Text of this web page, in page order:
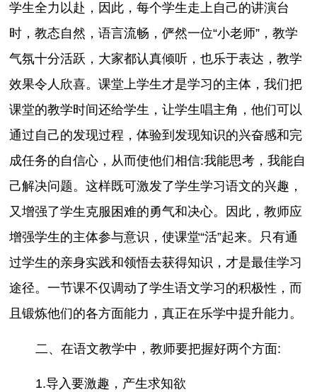
学生全力以赴，因此，每个学生走上自己的讲演台
时，教态自然，语言流畅，俨然一位“小老师”，教学
气氛十分活跃，大家都认真倾听，也乐于表达，教学
效果令人欣喜。课堂上学生才是学习的主体，我们把
课堂的教学时间还给学生，让学生唱主角，他们可以
通过自己的发现过程，体验到发现知识的兴奋感和完
成任务的自信心，从而使他们相信:我能思考，我能自
己解决问题。这样既可激发了学生学习语文的兴趣，
又增强了学生克服困难的勇气和决心。因此，教师应
增强学生的主体参与意识，使课堂“活”起来。只有通
过学生的亲身实践和领悟去获得知识，才是最佳学习
途径。一节课不仅调动了学生语文学习的积极性，而
且锻炼他们的各方面能力，真正在乐学中提升能力。
二、在语文教学中，教师要把握好两个方面:
1.导入要激趣，产生求知欲